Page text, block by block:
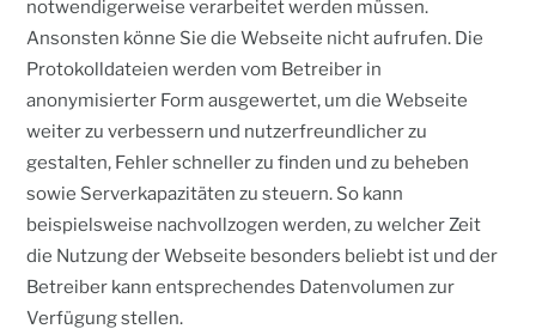
notwendigerweise verarbeitet werden müssen.
Ansonsten könne Sie die Webseite nicht aufrufen. Die
Protokolldateien werden vom Betreiber in
anonymisierter Form ausgewertet, um die Webseite
weiter zu verbessern und nutzerfreundlicher zu
gestalten, Fehler schneller zu finden und zu beheben
sowie Serverkapazitäten zu steuern. So kann
beispielsweise nachvollzogen werden, zu welcher Zeit
die Nutzung der Webseite besonders beliebt ist und der
Betreiber kann entsprechendes Datenvolumen zur
Verfügung stellen.